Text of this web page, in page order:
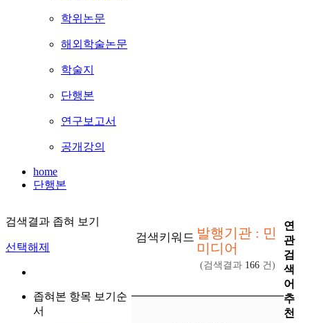
학위논문
해외학술논문
학술지
단행본
연구보고서
공개강의
home
단행본
검색결과 좁혀 보기
선택해제
좁혀본 항목 보기순
서
검색키워드 발행기관 : 민
미디어
(검색결과 166 건)
연
관
검
색
어
추
천